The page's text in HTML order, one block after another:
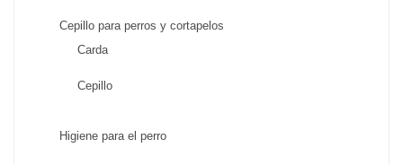
Cepillo para perros y cortapelos
Carda
Cepillo
Higiene para el perro